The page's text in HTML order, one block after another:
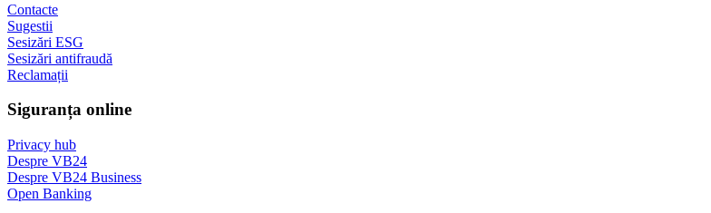
Contacte
Sugestii
Sesizări ESG
Sesizări antifraudă
Reclamații
Siguranța online
Privacy hub
Despre VB24
Despre VB24 Business
Open Banking